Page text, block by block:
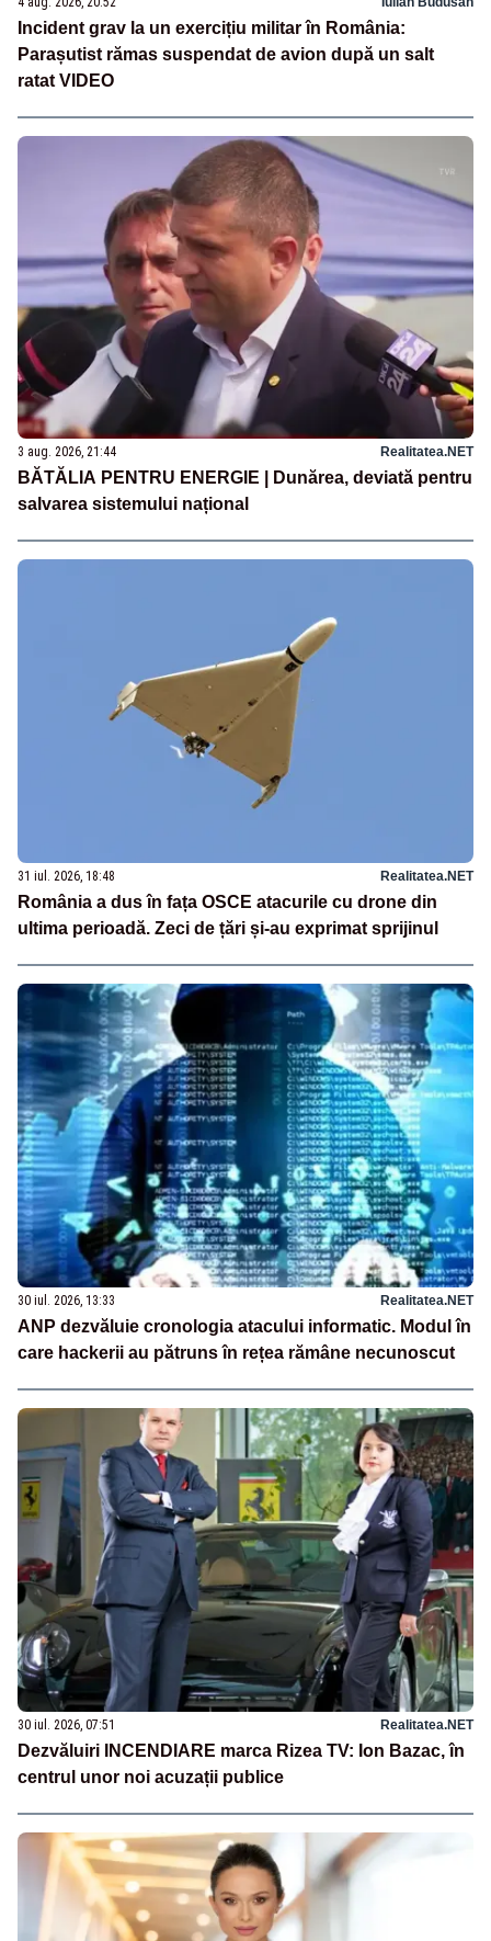
Incident grav la un exercițiu militar în România:
Parașutist rămas suspendat de avion după un salt
ratat VIDEO
3 aug. 2026, 21:44 Realitatea.NET
BĂTĂLIA PENTRU ENERGIE | Dunărea, deviată pentru
salvarea sistemului național
31 iul. 2026, 18:48 Realitatea.NET
România a dus în fața OSCE atacurile cu drone din
ultima perioadă. Zeci de țări și-au exprimat sprijinul
30 iul. 2026, 13:33 Realitatea.NET
ANP dezvăluie cronologia atacului informatic. Modul în
care hackerii au pătruns în rețea rămâne necunoscut
30 iul. 2026, 07:51 Realitatea.NET
Dezvăluiri INCENDIARE marca Rizea TV: Ion Bazac, în
centrul unor noi acuzații publice